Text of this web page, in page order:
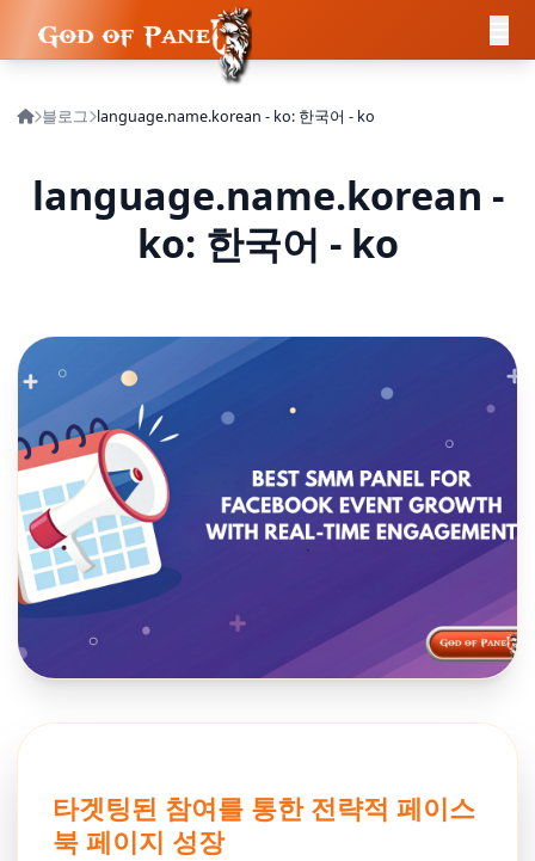
블로그 language.name.korean - ko: 한국어 - ko
language.name.korean -
ko: 한국어 - ko
타겟팅된 참여를 통한 전략적 페이스
북 페이지 성장